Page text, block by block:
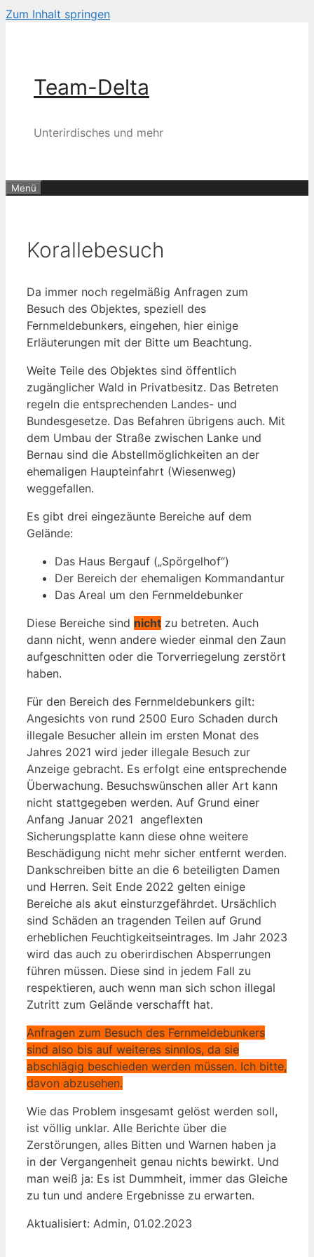
Zum Inhalt springen
Team-Delta
Unterirdisches und mehr
Menü
Korallebesuch
Da immer noch regelmäßig Anfragen zum
Besuch des Objektes, speziell des
Fernmeldebunkers, eingehen, hier einige
Erläuterungen mit der Bitte um Beachtung.
Weite Teile des Objektes sind öffentlich
zugänglicher Wald in Privatbesitz. Das Betreten
regeln die entsprechenden Landes- und
Bundesgesetze. Das Befahren übrigens auch. Mit
dem Umbau der Straße zwischen Lanke und
Bernau sind die Abstellmöglichkeiten an der
ehemaligen Haupteinfahrt (Wiesenweg)
weggefallen.
Es gibt drei eingezäunte Bereiche auf dem
Gelände:
Das Haus Bergauf („Spörgelhof“)
Der Bereich der ehemaligen Kommandantur
Das Areal um den Fernmeldebunker
Diese Bereiche sind nicht zu betreten. Auch
dann nicht, wenn andere wieder einmal den Zaun
aufgeschnitten oder die Torverriegelung zerstört
haben.
Für den Bereich des Fernmeldebunkers gilt:
Angesichts von rund 2500 Euro Schaden durch
illegale Besucher allein im ersten Monat des
Jahres 2021 wird jeder illegale Besuch zur
Anzeige gebracht. Es erfolgt eine entsprechende
Überwachung. Besuchswünschen aller Art kann
nicht stattgegeben werden. Auf Grund einer
Anfang Januar 2021 angeflexten
Sicherungsplatte kann diese ohne weitere
Beschädigung nicht mehr sicher entfernt werden.
Dankschreiben bitte an die 6 beteiligten Damen
und Herren. Seit Ende 2022 gelten einige
Bereiche als akut einsturzgefährdet. Ursächlich
sind Schäden an tragenden Teilen auf Grund
erheblichen Feuchtigkeitseintrages. Im Jahr 2023
wird das auch zu oberirdischen Absperrungen
führen müssen. Diese sind in jedem Fall zu
respektieren, auch wenn man sich schon illegal
Zutritt zum Gelände verschafft hat.
Anfragen zum Besuch des Fernmeldebunkers
sind also bis auf weiteres sinnlos, da sie
abschlägig beschieden werden müssen. Ich bitte,
davon abzusehen.
Wie das Problem insgesamt gelöst werden soll,
ist völlig unklar. Alle Berichte über die
Zerstörungen, alles Bitten und Warnen haben ja
in der Vergangenheit genau nichts bewirkt. Und
man weiß ja: Es ist Dummheit, immer das Gleiche
zu tun und andere Ergebnisse zu erwarten.
Aktualisiert: Admin, 01.02.2023